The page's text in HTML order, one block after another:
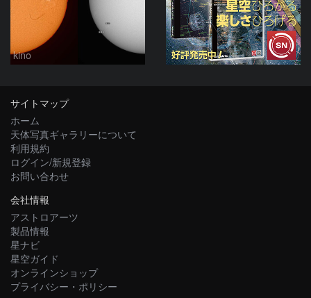
kino
サイトマップ
ホーム
天体写真ギャラリーについて
利用規約
ログイン/新規登録
お問い合わせ
会社情報
アストロアーツ
製品情報
星ナビ
星空ガイド
オンラインショップ
プライバシー・ポリシー